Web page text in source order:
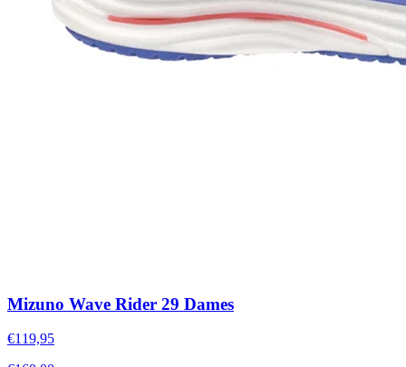
Mizuno Wave Rider 29 Dames
€119,95